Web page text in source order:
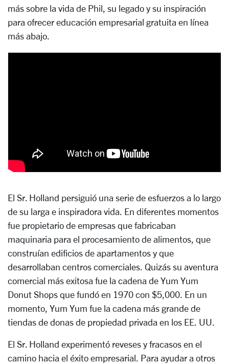
más sobre la vida de Phil, su legado y su inspiración
para ofrecer educación empresarial gratuita en línea
más abajo.
El Sr. Holland persiguió una serie de esfuerzos a lo largo
de su larga e inspiradora vida. En diferentes momentos
fue propietario de empresas que fabricaban
maquinaria para el procesamiento de alimentos, que
construían edificios de apartamentos y que
desarrollaban centros comerciales. Quizás su aventura
comercial más exitosa fue la cadena de Yum Yum
Donut Shops que fundó en 1970 con $5,000. En un
momento, Yum Yum fue la cadena más grande de
tiendas de donas de propiedad privada en los EE. UU.
El Sr. Holland experimentó reveses y fracasos en el
camino hacia el éxito empresarial. Para ayudar a otros